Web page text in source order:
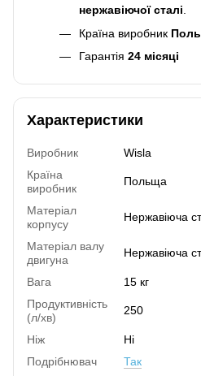
нержавіючої сталі
Країна виробник
Гарантія 24 місяці
Характеристики
Виробник
Wisla
Країна
виробник
Польща
Матеріал
корпусу
Нержавіюча
Матеріал валу
двигуна
Нержавіюча
Вага
15 кг
Продуктивність
(л/хв)
250
Ніж
Ні
Подрібнювач
Так